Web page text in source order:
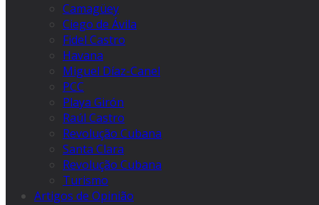
Camagüey
Ciego de Ávila
Fidel Castro
Havana
Miguel Díaz-Canel
PCC
Playa Girón
Raúl Castro
Revolução Cubana
Santa Clara
Revolução Cubana
Turismo
Artigos de Opinião